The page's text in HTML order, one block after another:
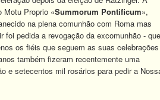
Proprio «Summorum Pontificum»,
na plena comunhão com Roma mas
pedida a revogação da excomunhão -
os fiéis que seguem as suas
também fizeram recentemente uma
e setecentos mil rosários para pedir a